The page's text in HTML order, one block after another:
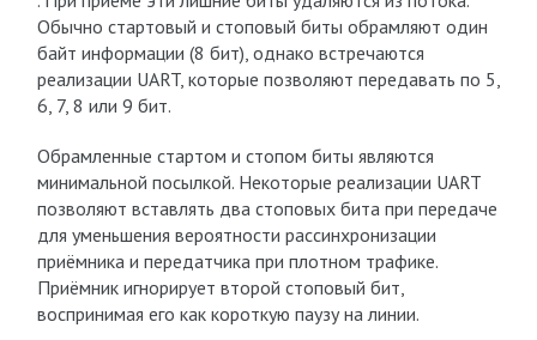
Обычно стартовый и стоповый биты обрамляют один
байт информации (8 бит), однако встречаются
реализации UART, которые позволяют передавать по 5,
6, 7, 8 или 9 бит.
Обрамленные стартом и стопом биты являются
минимальной посылкой. Некоторые реализации UART
позволяют вставлять два стоповых бита при передаче
для уменьшения вероятности рассинхронизации
приёмника и передатчика при плотном трафике.
Приёмник игнорирует второй стоповый бит,
воспринимая его как короткую паузу на линии.